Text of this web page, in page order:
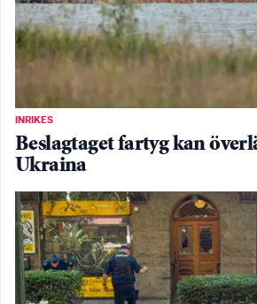
INRIKES
Beslagtaget fartyg kan
Ukraina